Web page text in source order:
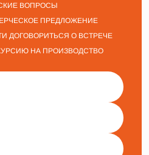
ВОПРОСЫ
ПРЕДЛОЖЕНИЕ
ДОГОВОРИТЬСЯ О ВСТРЕЧЕ
НА ПРОИЗВОДСТВО